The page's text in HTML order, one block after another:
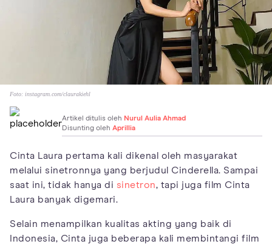
Foto: instagram.com/claurakiehl
Artikel ditulis oleh Nurul Aulia Ahmad
Disunting oleh Aprillia
Cinta Laura pertama kali dikenal oleh masyarakat
melalui sinetronnya yang berjudul Cinderella. Sampai
saat ini, tidak hanya di sinetron, tapi juga film Cinta
Laura banyak digemari.
Selain menampilkan kualitas akting yang baik di
Indonesia, Cinta juga beberapa kali membintangi film